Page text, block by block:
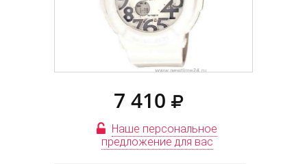
7 410
Наше персональное
предложение для вас